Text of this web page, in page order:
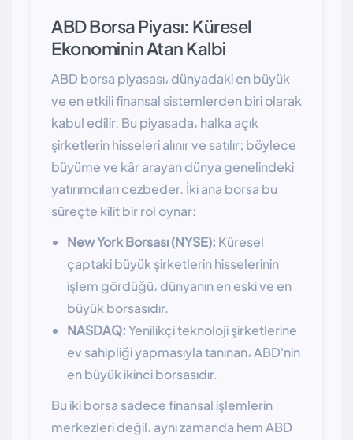
ABD Borsa Piyası: Küresel
Ekonominin Atan Kalbi
ABD borsa piyasası، dünyadaki en büyük
ve en etkili finansal sistemlerden biri olarak
kabul edilir. Bu piyasada، halka açık
şirketlerin hisseleri alınır ve satılır; böylece
büyüme ve kâr arayan dünya genelindeki
yatırımcıları cezbeder. İki ana borsa bu
süreçte kilit bir rol oynar:
New York Borsası (NYSE): Küresel
çaptaki büyük şirketlerin hisselerinin
işlem gördüğü، dünyanın en eski ve en
büyük borsasıdır.
NASDAQ:Yenilikçi teknoloji şirketlerine
ev sahipliği yapmasıyla tanınan، ABD'nin
en büyük ikinci borsasıdır.
Bu iki borsa sadece finansal işlemlerin
merkezleri değil، aynı zamanda hem ABD